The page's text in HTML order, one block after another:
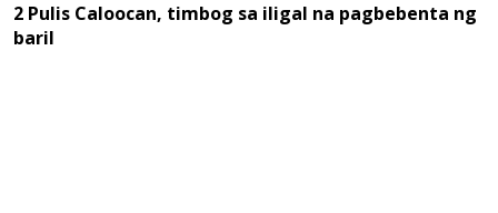
2 Pulis Caloocan, timbog sa iligal na pagbebenta ng
baril